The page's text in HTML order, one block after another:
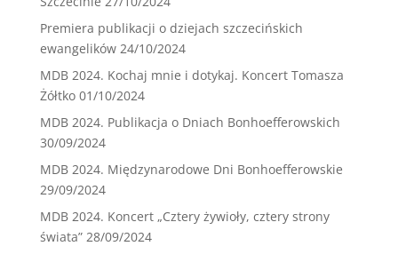
Premiera publikacji o dziejach szczecińskich
ewangelików 24/10/2024
MDB 2024. Kochaj mnie i dotykaj. Koncert Tomasza
Żółtko 01/10/2024
MDB 2024. Publikacja o Dniach Bonhoefferowskich
30/09/2024
MDB 2024. Międzynarodowe Dni Bonhoefferowskie
29/09/2024
MDB 2024. Koncert „Cztery żywioły, cztery strony
świata” 28/09/2024